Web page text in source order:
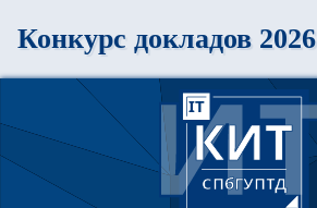
Конкурс докладов 2026
Главная
Новости